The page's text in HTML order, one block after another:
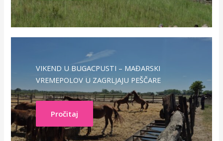
VIKEND U BUGACPUSTI – MAĐARSKI
VREMEPOLOV U ZAGRLJAJU PEŠČARE
Pročitaj